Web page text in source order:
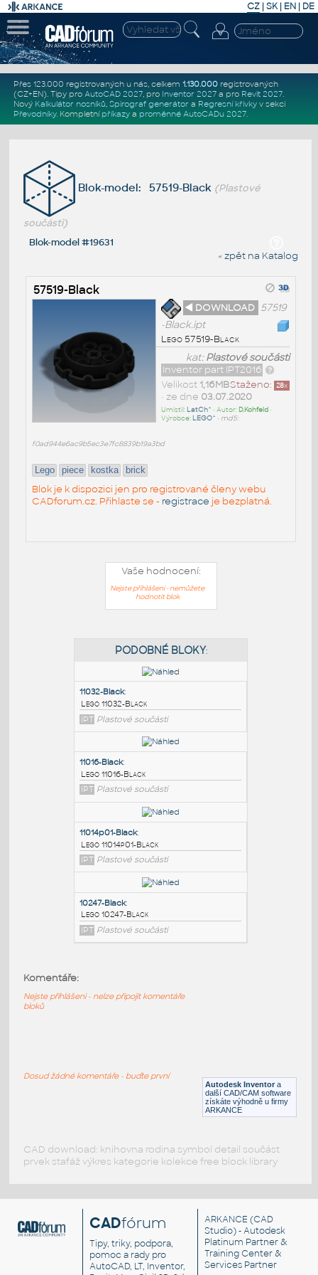
CZ | SK| EN | DE
Přes 123.000 registrovaných u nás, celkem 1.130.000registrovaných
(CZ+EN). Tipy pro AutoCAD 2027, pro Inventor 2027a pro Revit 2027.
Nový Kalkulátor nosníků, Spirograf generátor a Regresní křivkyv sekci
Převodníky. Kompletní příkazya proměnné AutoCADu 2027.
Blok-model: 57519-Black (Plastové
součásti)
Blok-model #19631
« zpět na Katalog
57519-Black
◄ DOWNLOAD 57519
-Black.ipt
Lego 57519-Black
kat:Plastové součásti
Inventor part IPT2016
Staženo: 28x
Velikost 1,16MB
• ze dne 03.07.2020
Umístil: LatCh^ • Autor: D.Kohfeld•
Výrobce: LEGO^ • md5:
f0ad944e6ac9b5ec3e7fc8839b19a3bd
Lego piece kostka brick
Blok je k dispozici jen pro registrované členy webu
CADforum.cz. Přihlaste se - registrace je bezplatná.
Vaše hodnocení:
Nejste přihlášeni - nemůžete
hodnotit blok
11032-Black:
Lego 11032-Black
IPT Plastové součásti
11016-Black:
Lego 11016-Black
IPT Plastové součásti
Lego 11014p01-Black
Lego 10247-Black
Autodesk Inventor a
další CAD/CAM software
získáte výhodně u firmy
ARKANCE
Komentáře:
Nejste přihlášeni - nelze připojit komentáře
bloků
Dosud žádné komentáře - buďte první
CAD download: knihovna rodina symbol detail součást
prvek stafáž výkres kategorie kolekce free block library
CADfórum
Tipy, triky, podpora,
pomoc a rady pro
AutoCAD, LT, Inventor,
ARKANCE (CAD
Studio) - Autodesk
Platinum Partner &
Training Center &
Services Partner